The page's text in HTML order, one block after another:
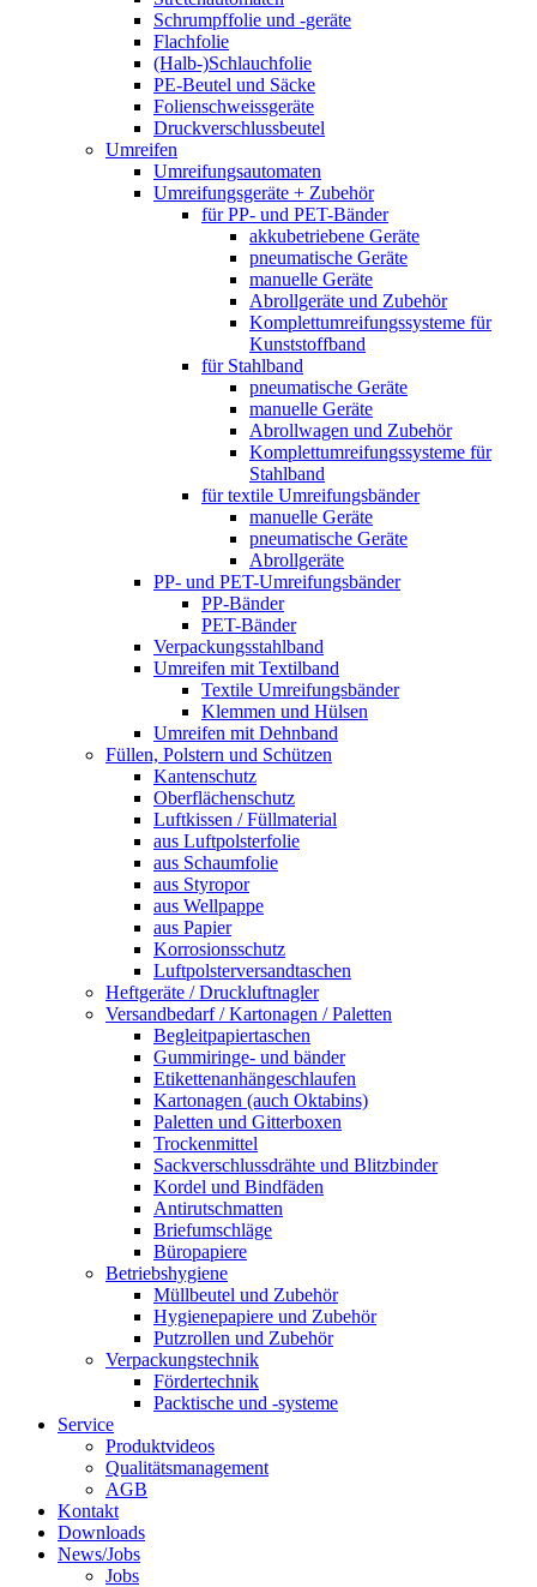
Schrumpffolie und -geräte
Flachfolie
(Halb-)Schlauchfolie
PE-Beutel und Säcke
Folienschweissgeräte
Druckverschlussbeutel
Umreifen
Umreifungsautomaten
Umreifungsgeräte + Zubehör
für PP- und PET-Bänder
akkubetriebene Geräte
pneumatische Geräte
manuelle Geräte
Abrollgeräte und Zubehör
Komplettumreifungssysteme für
Kunststoffband
für Stahlband
pneumatische Geräte
manuelle Geräte
Abrollwagen und Zubehör
Komplettumreifungssysteme für
Stahlband
für textile Umreifungsbänder
manuelle Geräte
pneumatische Geräte
Abrollgeräte
PP- und PET-Umreifungsbänder
PP-Bänder
PET-Bänder
Verpackungsstahlband
Umreifen mit Textilband
Textile Umreifungsbänder
Klemmen und Hülsen
Umreifen mit Dehnband
Füllen, Polstern und Schützen
Kantenschutz
Oberflächenschutz
Luftkissen / Füllmaterial
aus Luftpolsterfolie
aus Schaumfolie
aus Styropor
aus Wellpappe
aus Papier
Korrosionsschutz
Luftpolsterversandtaschen
Heftgeräte / Druckluftnagler
Versandbedarf / Kartonagen / Paletten
Begleitpapiertaschen
Gummiringe- und bänder
Etikettenanhängeschlaufen
Kartonagen (auch Oktabins)
Paletten und Gitterboxen
Trockenmittel
Sackverschlussdrähte und Blitzbinder
Kordel und Bindfäden
Antirutschmatten
Briefumschläge
Büropapiere
Betriebshygiene
Müllbeutel und Zubehör
Hygienepapiere und Zubehör
Putzrollen und Zubehör
Verpackungstechnik
Fördertechnik
Packtische und -systeme
Service
Produktvideos
Qualitätsmanagement
AGB
Kontakt
Downloads
News/Jobs
Jobs